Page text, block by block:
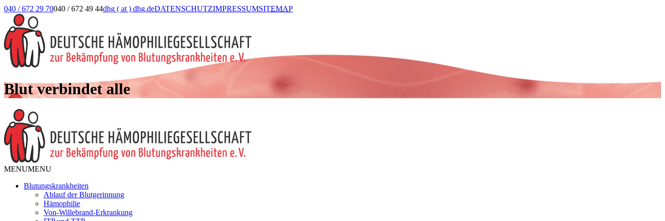
040 / 672 29 70040 / 672 49 44dhg ( at ) dhg.deDATENSCHUTZIMPRESSUMSITEMAP
Blut verbindet alle
MENUMENU
Blutungskrankheiten
Ablauf der Blutgerinnung
Hämophilie
Von-Willebrand-Erkrankung